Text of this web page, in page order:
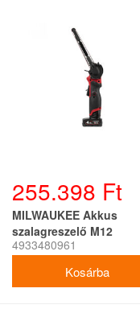
255.398 Ft
MILWAUKEE Akkus
szalagreszelő M12
FBFL13-402B (2 x 4,0 Ah
4933480961